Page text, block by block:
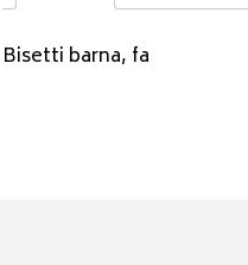
Bisetti barna, fa